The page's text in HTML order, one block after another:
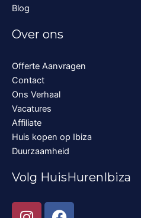
Blog
Over ons
Offerte Aanvragen
Contact
Ons Verhaal
Vacatures
Affiliate
Huis kopen op Ibiza
Duurzaamheid
Volg HuisHurenIbiza
I
F